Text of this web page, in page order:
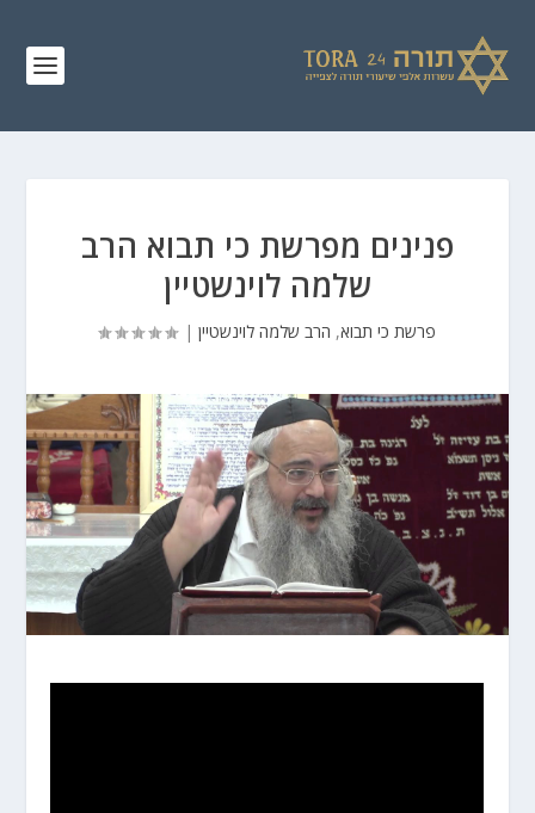
פנינים מפרשת כי תבוא הרב
שלמה לוינשטיין
פרשת כי תבוא, הרב שלמה לוינשטיין |